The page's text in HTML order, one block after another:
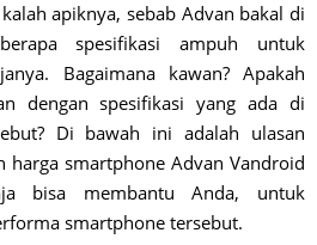
apiknya, sebab Advan bakal di
spesifikasi ampuh untuk
Bagaimana kawan? Apakah
dengan spesifikasi yang ada di
Di bawah ini adalah ulasan
harga smartphone Advan Vandroid
bisa membantu Anda, untuk
smartphone tersebut.